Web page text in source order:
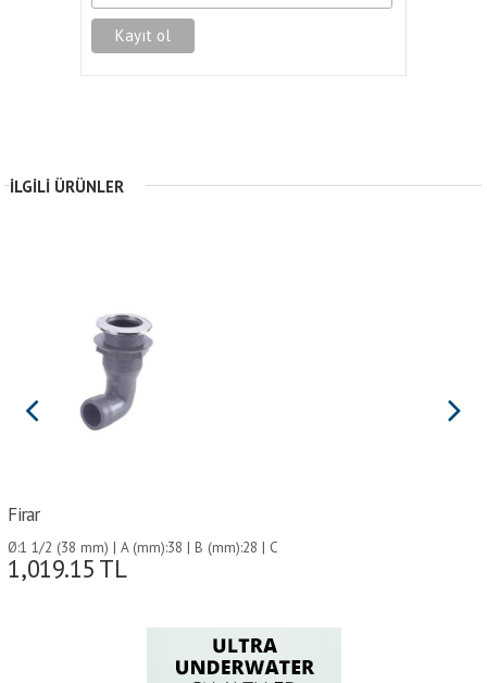
İLGILI ÜRÜNLER
Firar
Ø:1 1/2 (38 mm) | A (mm):38 | B (mm):28 | C
(mm):70 | D (mm):70 | E (mm):115 |
1,019.15 TL